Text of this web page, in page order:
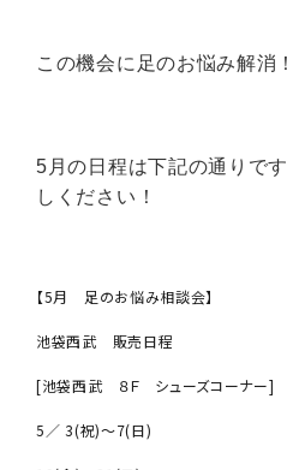
この機会に足のお悩み解消
5月の日程は下記の通りで
しください！
【5月 足のお悩み相談会】
池袋西武 販売日程
[池袋西武 ８Ｆ シューズコーナー]
5／ 3(祝)〜7(日)